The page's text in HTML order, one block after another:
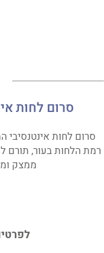
סרום לחות
סרום לחות
רמת הלחות בעור, תורם
ממצק